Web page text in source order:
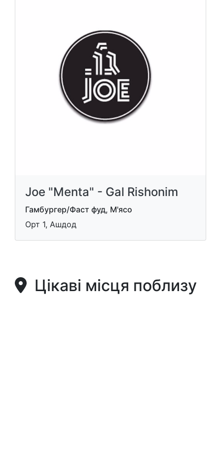
Joe "Menta" - Gal Rishonim
Гамбургер/Фаст фуд, М'ясо
Орт 1, Ашдод
Цікаві місця поблизу